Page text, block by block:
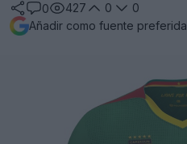
0
427 0
0
Añadir como fuente preferida